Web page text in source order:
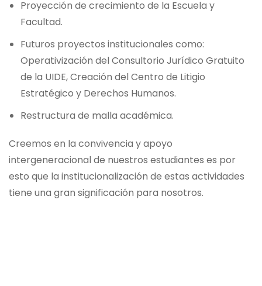
Proyección de crecimiento de la Escuela y
Facultad.
Futuros proyectos institucionales como:
Operativización del Consultorio Jurídico Gratuito
de la UIDE, Creación del Centro de Litigio
Estratégico y Derechos Humanos.
Restructura de malla académica.
Creemos en la convivencia y apoyo
intergeneracional de nuestros estudiantes es por
esto que la institucionalización de estas actividades
tiene una gran significación para nosotros.